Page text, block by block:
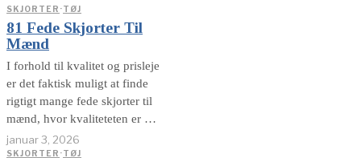
skjorter er genvejen til mere
personlighed. Ikke
nødvendigvis mere ballade.
Den rigtige skjorte
SKJORTER ·TØJ
81 Fede Skjorter Til
Mænd
I forhold til kvalitet og prisleje
er det faktisk muligt at finde
rigtigt mange fede skjorter til
mænd, hvor kvaliteteten er høj
og prisen relativt lav. Men
hvad er en relativt lav pris,
januar 3, 2026
SKJORTER ·TØJ